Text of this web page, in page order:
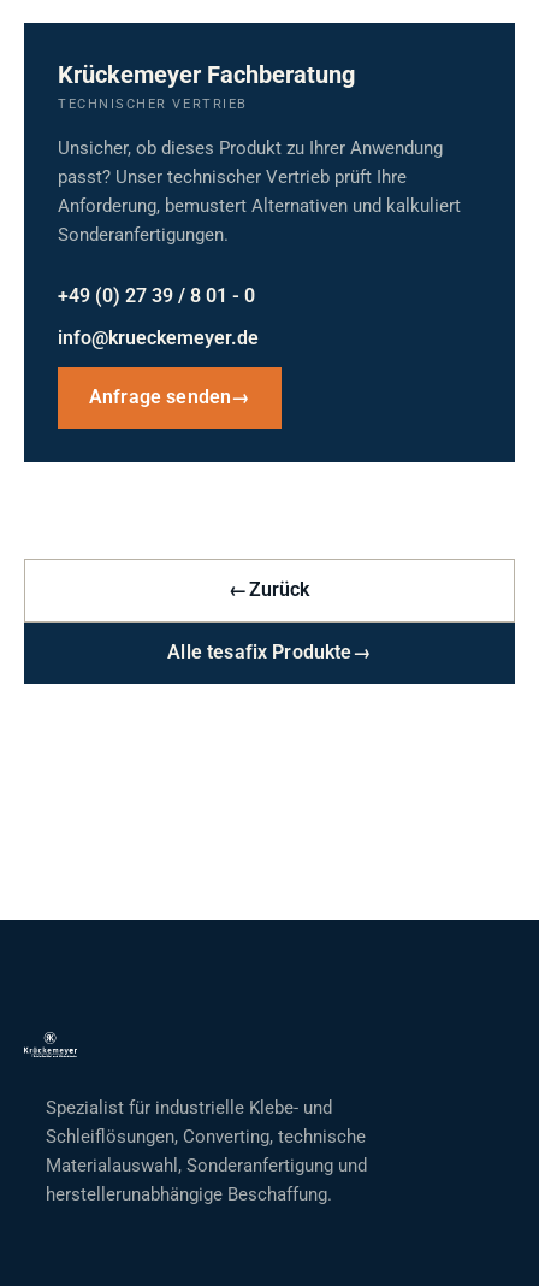
Krückemeyer Fachberatung
TECHNISCHER VERTRIEB
Unsicher, ob dieses Produkt zu Ihrer Anwendung
passt? Unser technischer Vertrieb prüft Ihre
Anforderung, bemustert Alternativen und kalkuliert
Sonderanfertigungen.
+49 (0) 27 39 / 8 01 - 0
info@krueckemeyer.de
Anfrage senden→
←Zurück
Alle tesafix Produkte→
Spezialist für industrielle Klebe- und
Schleiflösungen, Converting, technische
Materialauswahl, Sonderanfertigung und
herstellerunabhängige Beschaffung.